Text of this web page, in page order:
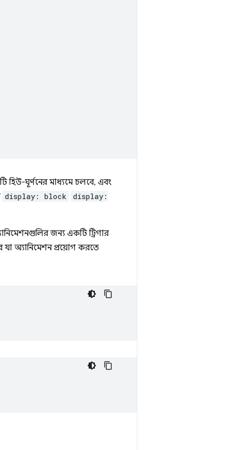
হিউ-ঘূর্ণনের মাধ্যমে চলবে, এবং
display: block
display:
জন্য একটি ট্রিগার
অ্যানিমেশন প্রয়োগ করতে